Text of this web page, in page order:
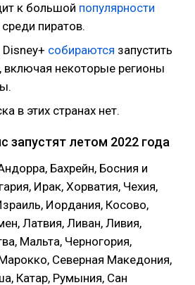
к большой популярности
пиратов.
собираются запустить
включая некоторые регионы
в этих странах нет.
запустят летом 2022 года
Бахрейн, Босния и
Ирак, Хорватия, Чехия,
Иордания, Косово,
Латвия, Ливан, Ливия,
Мальта, Черногория,
Северная Македония,
Катар, Румыния, Сан